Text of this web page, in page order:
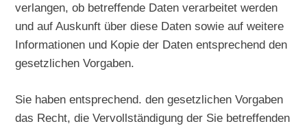
verlangen, ob betreffende Daten verarbeitet werden
und auf Auskunft über diese Daten sowie auf weitere
Informationen und Kopie der Daten entsprechend den
gesetzlichen Vorgaben.
Sie haben entsprechend. den gesetzlichen Vorgaben
das Recht, die Vervollständigung der Sie betreffenden